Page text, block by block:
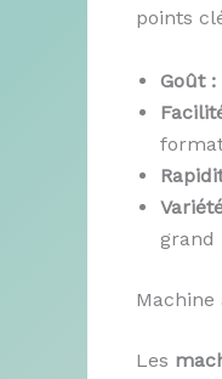
points
Goût :
grand
Les